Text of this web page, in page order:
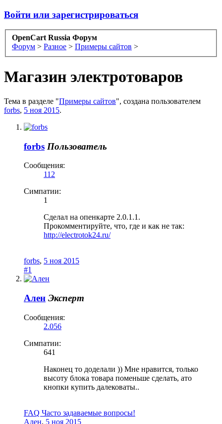
Войти или зарегистрироваться
OpenCart Russia Форум
Форум > Разное > Примеры сайтов >
Магазин электротоваров
Тема в разделе "Примеры сайтов", создана пользователем
forbs, 5 ноя 2015.
forbs Пользователь
Сообщения:
112
Симпатии:
1
Сделал на опенкарте 2.0.1.1.
Прокомментируйте, что, где и как не так:
http://electrotok24.ru/
forbs, 5 ноя 2015
#1
Ален Эксперт
Сообщения:
2.056
Симпатии:
641
Наконец то доделали )) Мне нравится, только
высоту блока товара поменьше сделать, ато
кнопки купить далековаты..
FAQ Часто задаваемые вопросы!
Ален, 5 ноя 2015